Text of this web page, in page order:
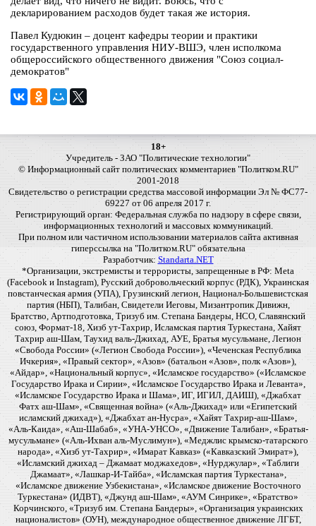
декларированием расходов будет такая же история.
Павел Кудюкин – доцент кафедры теории и практики
государственного управления НИУ-ВШЭ, член исполкома
общероссийского общественного движения "Союз социал-
демократов"
18+
Учредитель - ЗАО "Политические технологии"
© Информационный сайт политических комментариев "Политком.RU"
2001-2018
Свидетельство о регистрации средства массовой информации Эл № ФС77-
69227 от 06 апреля 2017 г.
Регистрирующий орган: Федеральная служба по надзору в сфере связи,
информационных технологий и массовых коммуникаций.
При полном или частичном использовании материалов сайта активная
гиперссылка на "Политком.RU" обязательна
Разработчик: Standarta.NET
*Организации, экстремисты и террористы, запрещенные в РФ: Meta
(Facebook и Instagram), Русский добровольческий корпус (РДК), Украинская
повстанческая армия (УПА), Грузинский легион, Национал-Большевистская
партия (НБП), Талибан, Свидетели Иеговы, Мизантропик Дивижн,
Братство, Артподготовка, Тризуб им. Степана Бандеры, НСО, Славянский
союз, Формат-18, Хизб ут-Тахрир, Исламская партия Туркестана, Хайят
Тахрир аш-Шам, Таухид валь-Джихад, АУЕ, Братья мусульмане, Легион
«Свобода России» («Легион Свобода России»), «Чеченская Республика
Ичкерия», «Правый сектор», «Азов» (батальон «Азов», полк «Азов»),
«Айдар», «Национальный корпус», «Исламское государство» («Исламское
Государство Ирака и Сирии», «Исламское Государство Ирака и Леванта»,
«Исламское Государство Ирака и Шама», ИГ, ИГИЛ, ДАИШ), «Джабхат
Фатх аш-Шам», «Священная война» («Аль-Джихад» или «Египетский
исламский джихад»), «Джабхат ан-Нусра», «Хайят Тахрир-аш-Шам»,
«Аль-Каида», «Аш-Шабаб», «УНА-УНСО», «Движение Талибан», «Братья-
мусульмане» («Аль-Ихван аль-Муслимун»), «Меджлис крымско-татарского
народа», «Хизб ут-Тахрир», «Имарат Кавказ» («Кавказский Эмират»),
«Исламский джихад – Джамаат моджахедов», «Нурджулар», «Таблиги
Джамаат», «Лашкар-И-Тайба», «Исламская партия Туркестана»,
«Исламское движение Узбекистана», «Исламское движение Восточного
Туркестана» (ИДВТ), «Джунд аш-Шам», «АУМ Синрике», «Братство»
Корчинского, «Тризуб им. Степана Бандеры», «Организация украинских
националистов» (ОУН), международное общественное движение ЛГБТ,